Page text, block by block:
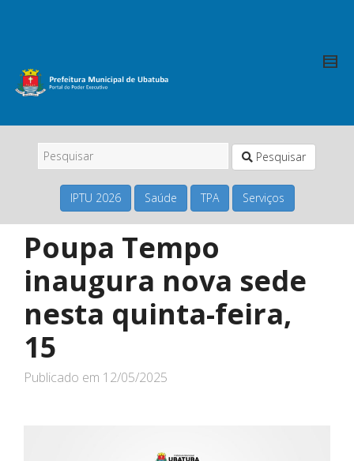
Pesquisar
IPTU 2026 Saúde TPA Serviços
Poupa Tempo
inaugura nova sede
nesta quinta-feira,
15
Publicado em 12/05/2025